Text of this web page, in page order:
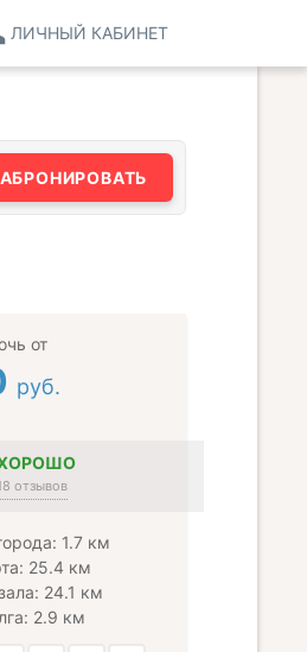
ЛИЧНЫЙ КАБИНЕТ
от
руб.
отзывов
1.7 км
25.4 км
24.1 км
2.9 км